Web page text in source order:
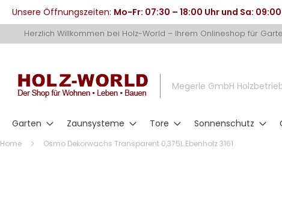
Unsere Öffnungszeiten: Mo-Fr: 07:30 – 18:00 Uhr und Sa:
zum
Herzlich Willkommen bei Holz-World – Ihrem Onlineshop für
Megerle GmbH
Garten Zaunsysteme Tore Sonnenschutz
Home Osmo Dekorwachs Transparent 0,375L Ebenholz 3161